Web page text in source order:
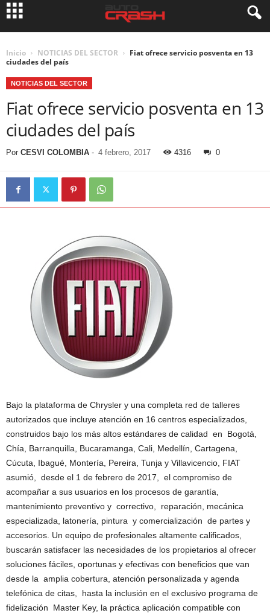
Inicio NOTICIAS DEL SECTOR
Fiat ofrece servicio posventa en 13
ciudades del país
NOTICIAS DEL SECTOR
Fiat ofrece servicio posventa en 13
ciudades del país
Por CESVI COLOMBIA - 4 febrero, 2017 4316 0
Bajo la plataforma de Chrysler y una completa red de talleres
autorizados que incluye atención en 16 centros especializados,
construidos bajo los más altos estándares de calidad en Bogotá,
Chía, Barranquilla, Bucaramanga, Cali, Medellín, Cartagena,
Cúcuta, Ibagué, Montería, Pereira, Tunja y Villavicencio, FIAT
asumió, desde el 1 de febrero de 2017, el compromiso de
acompañar a sus usuarios en los procesos de garantía,
mantenimiento preventivo y correctivo, reparación, mecánica
especializada, latonería, pintura y comercialización de partes y
accesorios. Un equipo de profesionales altamente calificados,
buscarán satisfacer las necesidades de los propietarios al ofrecer
soluciones fáciles, oportunas y efectivas con beneficios que van
desde la amplia cobertura, atención personalizada y agenda
telefónica de citas, hasta la inclusión en el exclusivo programa de
fidelización Master Key, la práctica aplicación compatible con